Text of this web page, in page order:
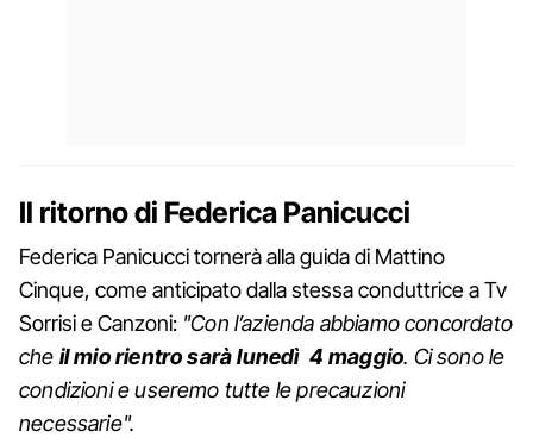
Il ritorno di Federica Panicucci
Federica Panicucci tornerà alla guida di Mattino
Cinque, come anticipato dalla stessa conduttrice a Tv
Sorrisi e Canzoni: "Con l’azienda abbiamo concordato
che il mio rientro sarà lunedì 4 maggio. Ci sono le
condizioni e useremo tutte le precauzioni
necessarie".